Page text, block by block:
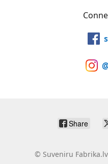
Share
© Suveniru Fabrika.lv